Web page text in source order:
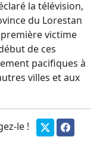
la télévision,
du Lorestan
victime
de ces
pacifiques à
villes et aux
le !